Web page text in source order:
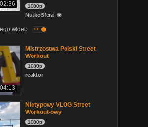
02:36 1080p
NutkoSfera
wideo on
04:13
Mistrzostwa Polski Street
Workout
1080p
reaktor
Nietypowy VLOG Street
Workout-owy
1080p